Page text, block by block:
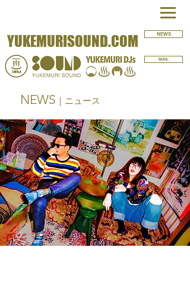
YUKEMURISOUND.COM NEWS
MAIL
NEWS ｜ニュース